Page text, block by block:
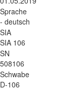
Sprache
- deutsch
SIA
SIA 106
SN
508106
Schwabe
D-106